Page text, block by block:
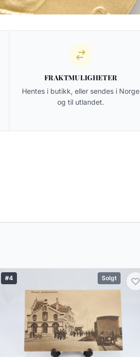
FRAKTMULIGHETER
Hentes i butikk, eller sendes i Norge
og til utlandet.
#4 Solgt